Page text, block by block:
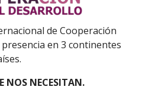
de Cooperación
en 3 continentes
NOS NECESITAN.